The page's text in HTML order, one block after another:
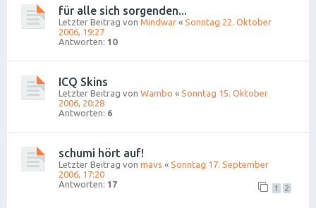
für alle sich sorgenden...
Letzter Beitrag von Mindwar « Sonntag 22. Oktober
2006, 19:27
Antworten: 10
ICQ Skins
Letzter Beitrag von Wambo « Sonntag 15. Oktober
2006, 20:28
Antworten: 6
schumi hört auf!
Letzter Beitrag von mavs « Sonntag 17. September
2006, 17:20
Antworten: 17 1 2